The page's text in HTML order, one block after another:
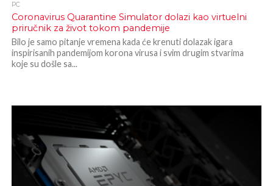
PC
Coronavirus Quarantine Simulator dolazi kao virtuelni
priručnik za život tokom pandemije
Bilo je samo pitanje vremena kada će krenuti dolazak igara
inspirisanih pandemijom korona virusa i svim drugim stvarima
koje su došle sa...